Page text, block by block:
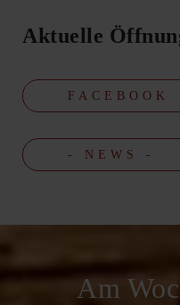
Aktuelle
FACEBOOK
- NEWS -
Am